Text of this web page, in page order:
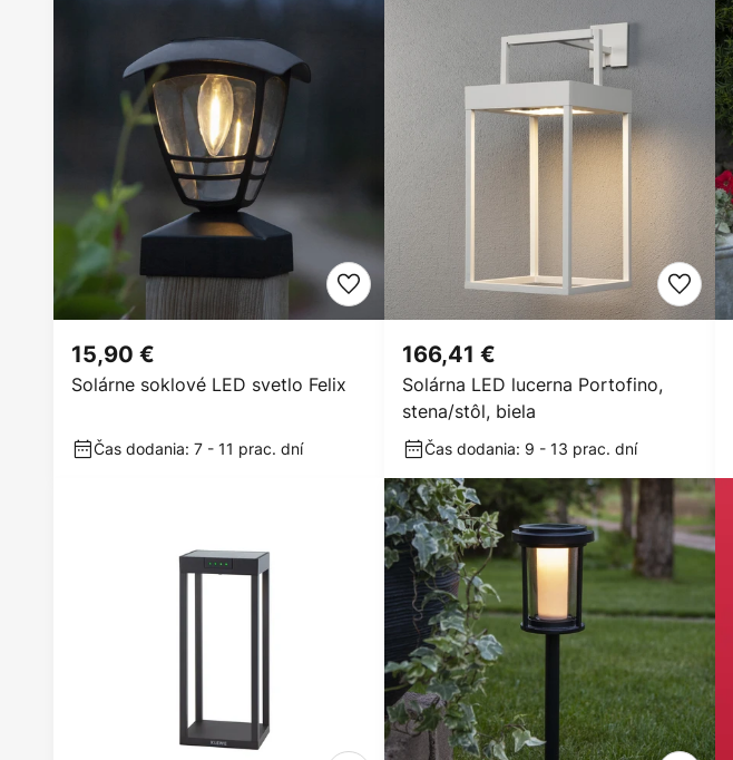
Solárne soklové LED svetlo Felix
15,90 €
Čas dodania: 7 - 11 prac. dní
Solárna LED lucerna Portofino,
stena/stôl, biela
166,41 €
Čas dodania: 9 - 13 prac. dní